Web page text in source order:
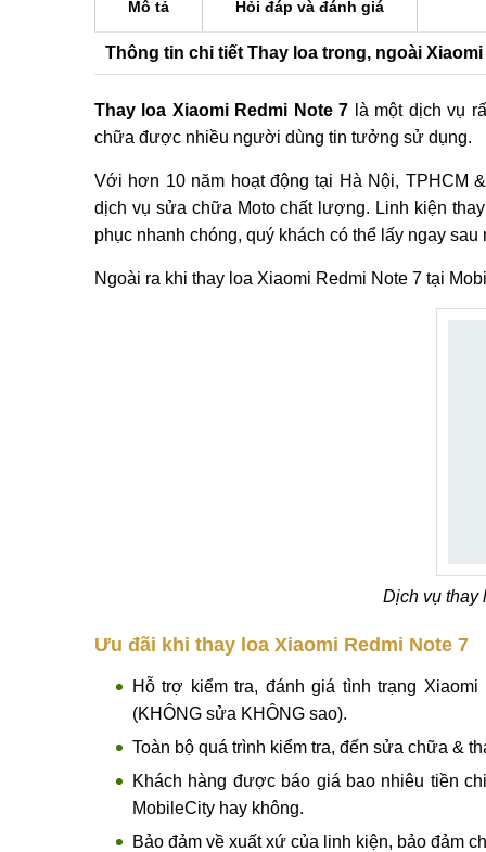
Mô tả Hỏi đáp và đánh giá
Thông tin chi tiết Thay loa trong, ngoài
Thay loa Xiaomi Redmi Note 7 là một dịch vụ
chữa được nhiều người dùng tin tưởng sử dụng.
Với hơn 10 năm hoạt động tại Hà Nội, TPHCM
dịch vụ sửa chữa Moto chất lượng. Linh kiện
phục nhanh chóng, quý khách có thể lấy ngay
Ngoài ra khi thay loa Xiaomi Redmi Note 7 tại
Dịch vụ thay
Ưu đãi khi thay loa Xiaomi Redmi Note 7
Hỗ trợ kiểm tra, đánh giá tình trạng
(KHÔNG sửa KHÔNG sao).
Toàn bộ quá trình kiểm tra, đến sửa chữa &
Khách hàng được báo giá bao nhiêu tiền
MobileCity hay không.
Bảo đảm về xuất xứ của linh kiện, bảo đảm